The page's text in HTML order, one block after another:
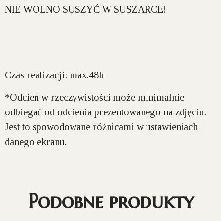
NIE WOLNO SUSZYĆ W SUSZARCE!
Czas realizacji: max.48h
*Odcień w rzeczywistości może minimalnie
odbiegać od odcienia prezentowanego na zdjęciu.
Jest to spowodowane różnicami w ustawieniach
danego ekranu.
Podobne produkty